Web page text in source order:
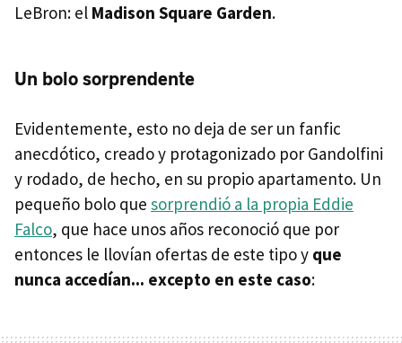
LeBron: el Madison Square Garden.
Un bolo sorprendente
Evidentemente, esto no deja de ser un fanfic
anecdótico, creado y protagonizado por Gandolfini
y rodado, de hecho, en su propio apartamento. Un
pequeño bolo que sorprendió a la propia Eddie
Falco, que hace unos años reconoció que por
entonces le llovían ofertas de este tipo y que
nunca accedían... excepto en este caso: